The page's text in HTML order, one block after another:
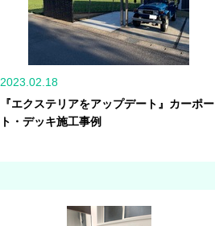
2023.02.18
『エクステリアをアップデート』カーポー
ト・デッキ施工事例